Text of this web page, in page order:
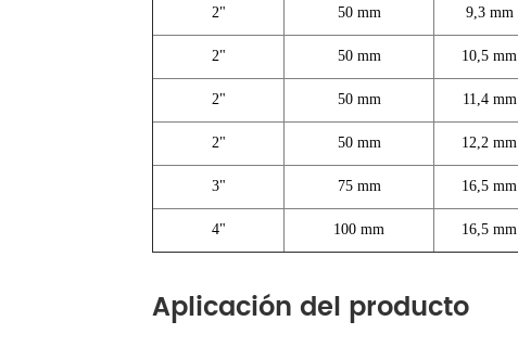
2" 50 mm 9,3 mm
2" 50 mm 10,5 mm
2" 50 mm 11,4 mm
2" 50 mm 12,2 mm
3" 75 mm 16,5 mm
4" 100 mm 16,5 mm
Aplicación del producto